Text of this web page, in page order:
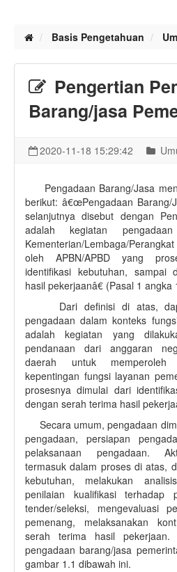
Basis Pengetahuan
Pengertian
Barang/jasa
2020-11-18 15:29:42
Pengadaan Barang/Jasa
berikut: â€œPengadaan Barang/
selanjutnya disebut dengan
adalah kegiatan
Kementerian/Lembaga/
oleh APBN/APBD yang
identifikasi kebutuhan, sampai
hasil pekerjaanâ€ (Pasal 1 angka
Dari definisi di atas,
pengadaan dalam konteks
adalah kegiatan yang
pendanaan dari anggaran
daerah untuk memperoleh
kepentingan fungsi layanan
prosesnya dimulai dari
dengan serah terima hasil
Secara umum, pengadaan
pengadaan, persiapan
pelaksanaan pengadaan.
termasuk dalam proses di atas,
kebutuhan, melakukan
penilaian kualifikasi terhadap
tender/seleksi, mengevaluasi
pemenang, melaksanakan
serah terima hasil
pengadaan barang/jasa
gambar 1.1 dibawah ini.